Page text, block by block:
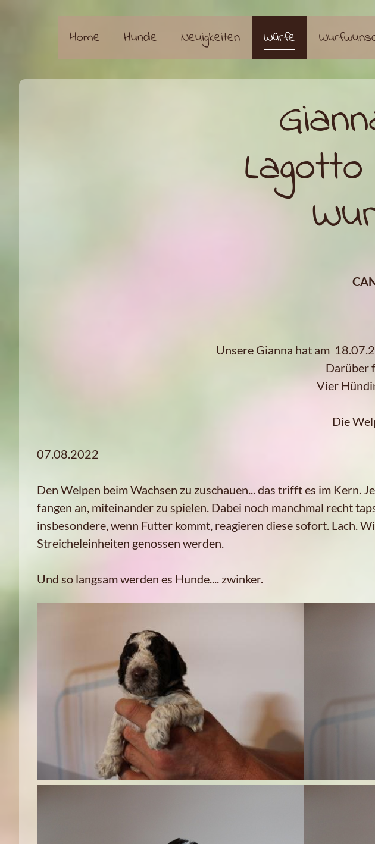
Home Hunde Neuigkeiten Würfe
Unsere Gianna hat am
Darüber
Vier
Die
07.08.2022
Den Welpen beim Wachsen zu zuschauen... das trifft es im Kern.
fangen an, miteinander zu spielen. Dabei noch manchmal recht
insbesondere, wenn Futter kommt, reagieren diese sofort. Lach.
Streicheleinheiten genossen werden.
Und so langsam werden es Hunde.... zwinker.